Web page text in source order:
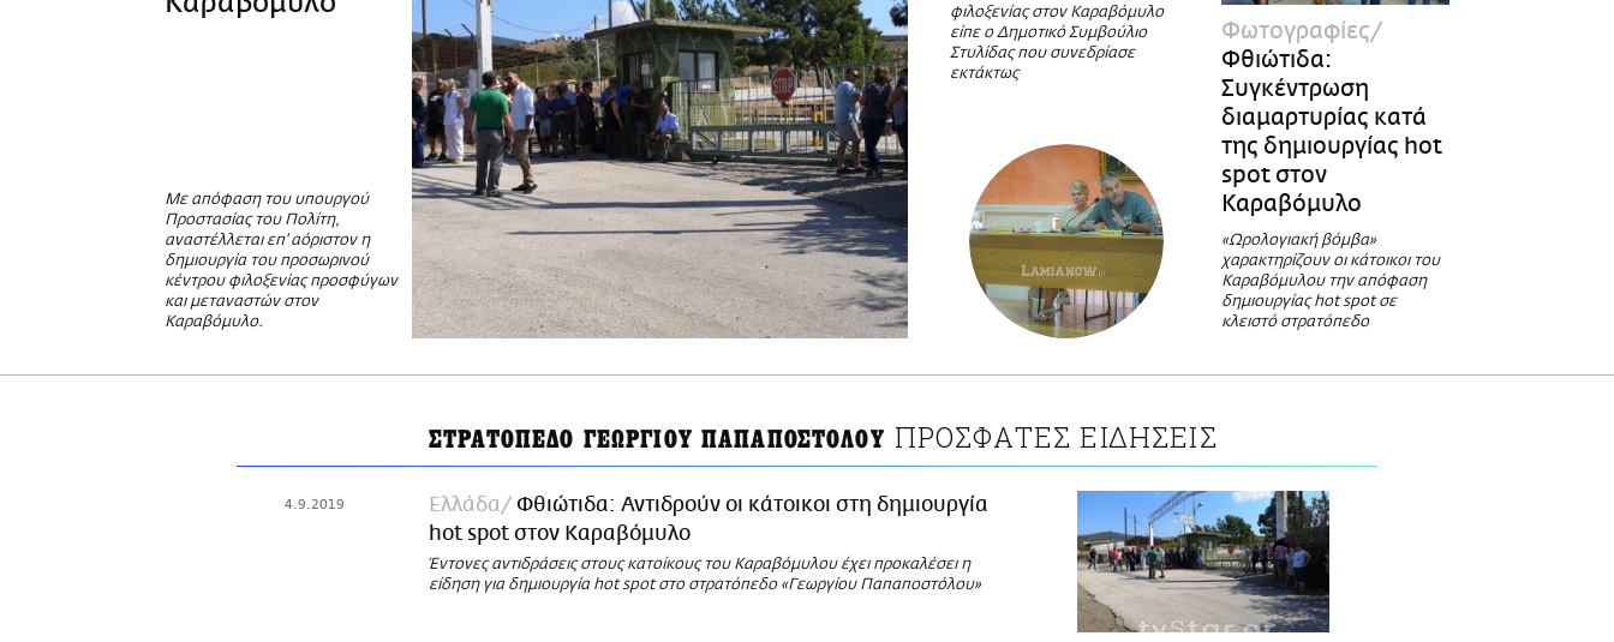
Με απόφαση του υπουργού
Προστασίας του Πολίτη,
αναστέλλεται επ' αόριστον η
δημιουργία του προσωρινού
κέντρου φιλοξενίας προσφύγων
και μεταναστών στον
Καραβόμυλο.
φιλοξενίας στον Καραβόμυλο
είπε ο Δημοτικό Συμβούλιο
Στυλίδας που συνεδρίασε
εκτάκτως
Φωτογραφίες
Φθιώτιδα:
Συγκέντρωση
διαμαρτυρίας κατά
της δημιουργίας hot
spot στον
Καραβόμυλο
«Ωρολογιακή βόμβα»
χαρακτηρίζουν οι κάτοικοι του
Καραβόμυλου την απόφαση
δημιουργίας hot spot σε
κλειστό στρατόπεδο
ΣΤΡΑΤΟΠΕΔΟ ΓΕΩΡΓΙΟΥ ΠΑΠΑΠΟΣΤΟΛΟΥ ΠΡΟΣΦΑΤΕΣ ΕΙΔΗΣΕΙΣ
4.9.2019 Ελλάδα
Φθιώτιδα: Αντιδρούν οι κάτοικοι στη δημιουργία
hot spot στον Καραβόμυλο
Έντονες αντιδράσεις στους κατοίκους του Καραβόμυλου έχει προκαλέσει η
είδηση για δημιουργία hot spot στο στρατόπεδο «Γεωργίου Παπαποστόλου»